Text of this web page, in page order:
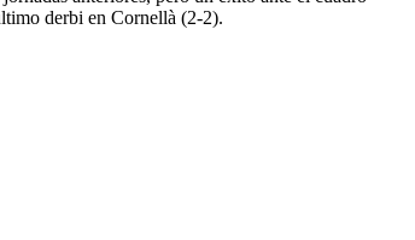
derbi en Cornellà (2-2).